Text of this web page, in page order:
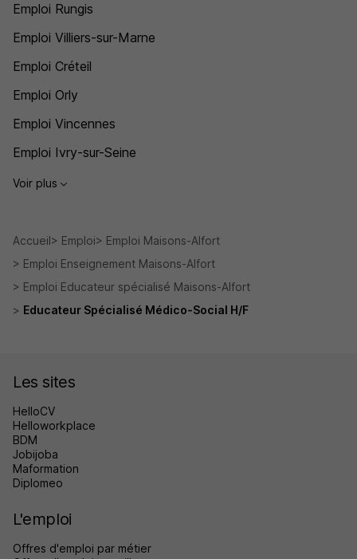
Emploi Rungis
Emploi Villiers-sur-Marne
Emploi Créteil
Emploi Orly
Emploi Vincennes
Emploi Ivry-sur-Seine
Voir plus
Accueil Emploi
Emploi Maisons-Alfort
Emploi Enseignement Maisons-Alfort
Emploi Educateur spécialisé Maisons-Alfort
Educateur Spécialisé Médico-Social H/F
Les sites
HelloCV
Helloworkplace
BDM
Jobijoba
Maformation
Diplomeo
L'emploi
Offres d'emploi par métier